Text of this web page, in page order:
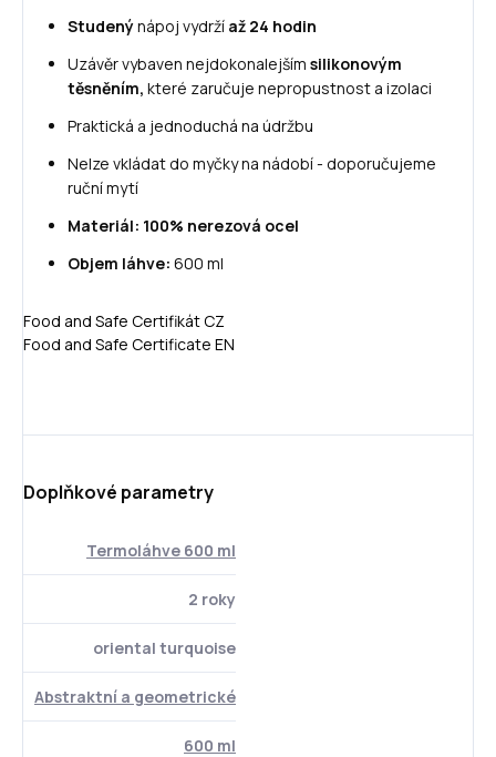
Studenýnápoj vydrží až 24 hodin
Uzávěr vybaven nejdokonalejším silikonovým
těsněním, které zaručuje nepropustnost a izolaci
Praktická a jednoduchá na údržbu
Nelze vkládat do myčky na nádobí - doporučujeme
ruční mytí
Materiál: 100% nerezová ocel
Objem láhve: 600 ml
Food and Safe Certifikát CZ
Food and Safe Certificate EN
Doplňkové parametry
Termoláhve 600 ml
2 roky
oriental turquoise
Abstraktní a geometrické
600 ml